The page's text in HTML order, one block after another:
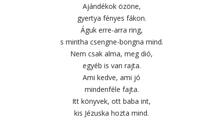
Ajándékok özöne,
gyertya fényes fákon.
Águk erre-arra ring,
s mintha csengne-bongna mind.
Nem csak alma, meg dió,
egyéb is van rajta.
Ami kedve, ami jó
mindenféle fajta.
Itt könyvek, ott baba int,
kis Jézuska hozta mind.